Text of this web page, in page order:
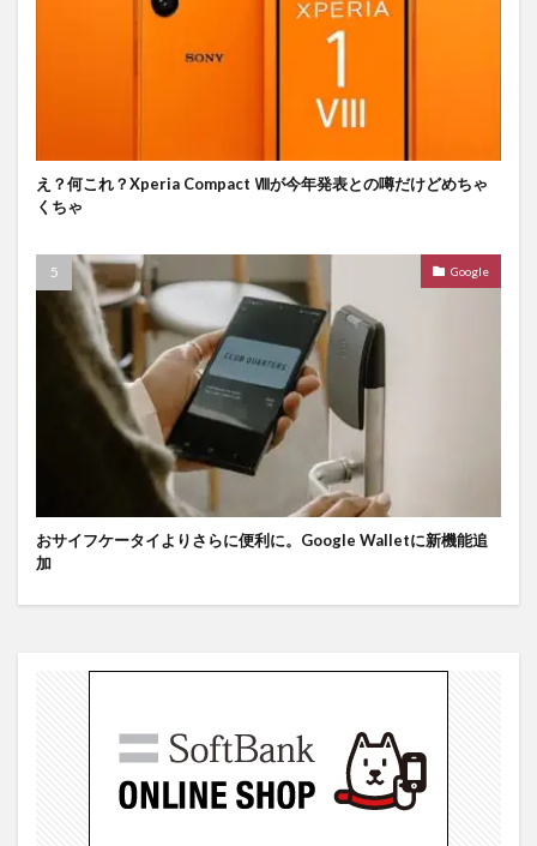
え？何これ？Xperia Compact Ⅷが今年発表との噂だけどめちゃ
くちゃ
Google
おサイフケータイよりさらに便利に。Google Walletに新機能追
加